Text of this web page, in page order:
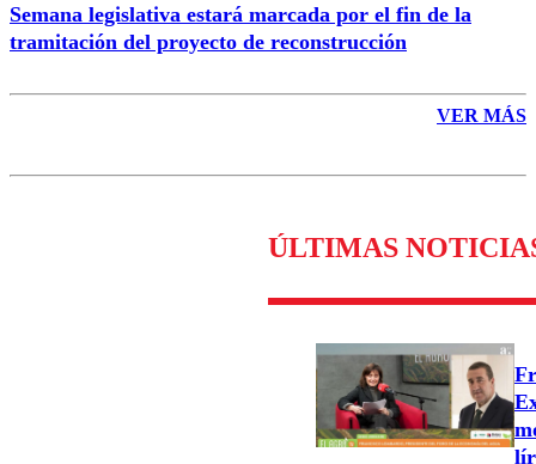
Semana legislativa estará marcada por el fin de la
tramitación del proyecto de reconstrucción
VER MÁS
ÚLTIMAS